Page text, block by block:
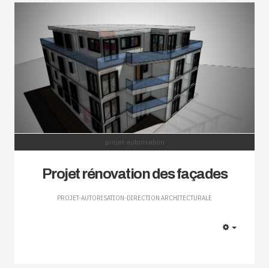
projet-autorisation
Projet rénovation des façades
PROJET-AUTORISATION-DIRECTION ARCHITECTURALE